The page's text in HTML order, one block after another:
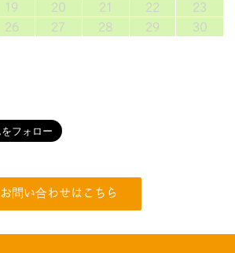
19 20 21 22
23
26 27 28 29
30
お問い合わせはこちら